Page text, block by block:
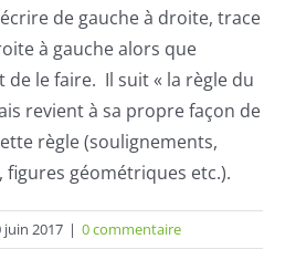
de gauche à droite, trace
à gauche alors que
de le faire. Il suit « la règle du
revient à sa propre façon de
règle (soulignements,
géométriques etc.).
juin 2017 | 0 commentaire